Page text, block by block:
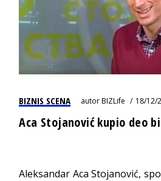
BIZNIS SCENA autorBIZLife 18/12/
Aca Stojanović kupio deo
Aleksandar Aca Stojanović,